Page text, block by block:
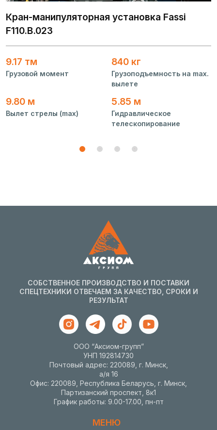
Кран-манипуляторная установка Fassi
F110.B.023
9.17 тм
Грузовой момент
840 кг
Грузоподъемность на max.
вылете
9.80 м
Вылет стрелы (max)
5.85 м
Гидравлическое
телескопирование
СОБСТВЕННОЕ ПРОИЗВОДСТВО И ПОСТАВКИ
СПЕЦТЕХНИКИ ОТВЕЧАЕМ ЗА КАЧЕСТВО, СРОКИ И
РЕЗУЛЬТАТ
ООО “Аксиом-групп”
УНП 192814730
Почтовый адрес: 220089, г. Минск,
а/я 16
Офис: 220089, Республика Беларусь, г. Минск,
Партизанский проспект, 8к1
График работы: 9.00-17.00, пн-пт
МЕНЮ